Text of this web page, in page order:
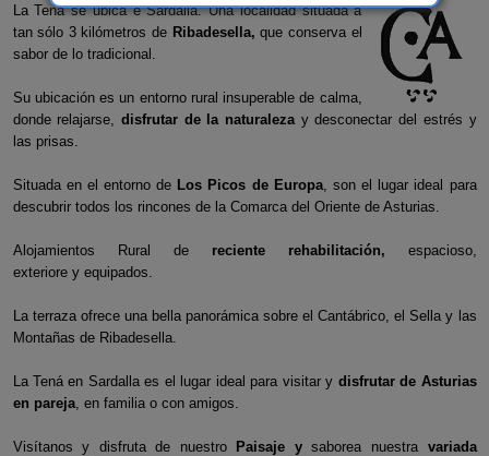
La Tená se ubica e Sardalla. Una localidad situada a
tan sólo 3 kilómetros de Ribadesella,que conserva el
sabor de lo tradicional.
Su ubicación es un entorno rural insuperable de calma,
donde relajarse, disfrutar de la naturalezay desconectar del estrés y
las prisas.
Situada en el entorno de Los Picos de Europa, son el lugar ideal para
descubrir todos los rincones de la Comarca del Oriente de Asturias.
Alojamientos Rural de reciente rehabilitación, espacioso,
exteriore y equipados.
La terraza ofrece una bella panorámica sobre el Cantábrico, el Sella y las
Montañas de Ribadesella.
La Tená en Sardalla es el lugar ideal para visitar y disfrutar de Asturias
en pareja, en familia o con amigos.
Visítanos y disfruta de nuestro Paisaje ysaborea nuestravariada